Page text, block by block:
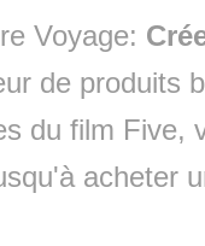
Voyage:
de produits
du film Five,
acheter